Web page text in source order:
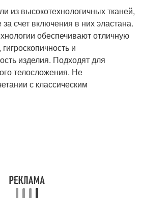
из высокотехнологичных тканей,
счет включения в них эластана.
обеспечивают отличную
и
изделия. Подходят для
телосложения. Не
с классическим